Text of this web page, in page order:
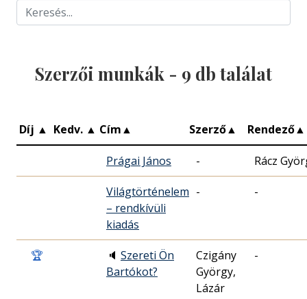
Szerzői munkák - 9 db találat
Díj ▲ Kedv. ▲ Cím▲ Szerző▲ Rendező▲
Prágai János - Rácz
Világtörténelem
– rendkívüli
kiadás
- -
🏆 🔈 Szereti Ön
Bartókot?
Czigány
György,
Lázár
-